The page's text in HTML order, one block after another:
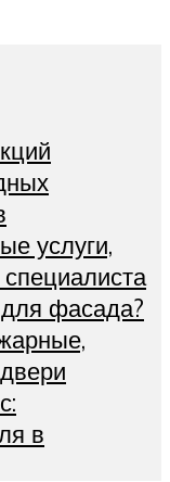
услуги,
фасада?
в